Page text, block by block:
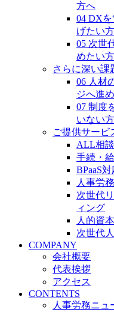
方へ
04 DXを
げたい
05 次世
めたい
さらに深い課
06 人材
ジへ進
07 制度
いない
ご提供サービ
ALL相
手続・
BPaaS
人事労
次世代
ィング
人的資
次世代
COMPANY
会社概要
代表挨拶
アクセス
CONTENTS
人事労務ニュ